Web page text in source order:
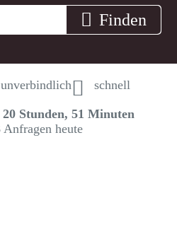
Finden
20 Stunden, 51 Minuten
Anfragen heute
unverbindlich schnell